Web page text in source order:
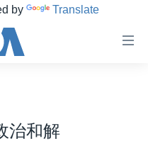
by Translate
治和解